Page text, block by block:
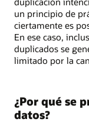
un principio de
ciertamente es
En ese caso,
duplicados se
limitado por la
¿Por qué se
datos?